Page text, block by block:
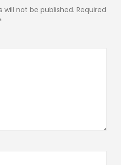
will not be published. Required